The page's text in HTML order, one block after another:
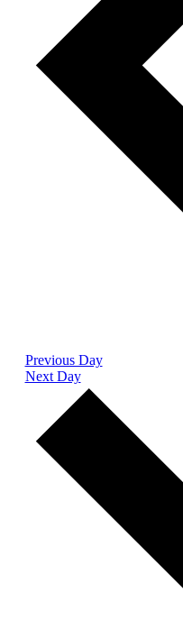
Previous Day
Next Day